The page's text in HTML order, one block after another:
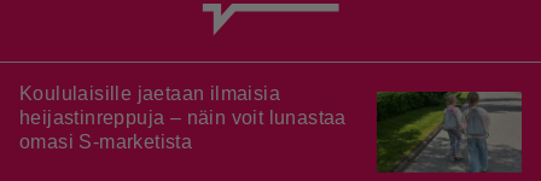
Koululaisille jaetaan ilmaisia
heijastinreppuja – näin voit lunastaa
omasi S-marketista